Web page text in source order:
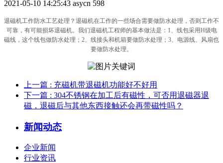
2021-05-10 14:25:43 asycn 598
退磁机工作防水工艺处理？退磁机在工作的一些场合需要做防水处理，否则工作不
可靠，有可能损坏退磁机。我们退磁机工程师的基本做法是：1、线包采用H级电
磁线，这个线包做防水处理；2、线接头和机箱要做防水处理；3、电源线、风扇也
要做防水处理。
上一篇 : 充磁机带退磁机功能好不好用
下一篇 : 304不锈钢在加工后有磁性，可否用退磁器退
磁，退磁后与其他东西接触还会再带磁性吗？
新闻动态
企业新闻
行业资讯